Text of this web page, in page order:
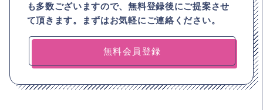
も多数ございますので、無料登録後にご提案させ
て頂きます。まずはお気軽にご連絡ください。
無料会員登録